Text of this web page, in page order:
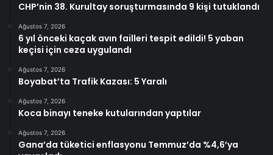
CHP’nin 38. Kurultay soruşturmasında 9 kişi tutuklandı
Ağustos 7, 2026
6 yıl önceki kaçak avın failleri tespit edildi! 5 yaban
keçisi için ceza uygulandı
Ağustos 7, 2026
Boyabat’ta Trafik Kazası: 5 Yaralı
Ağustos 7, 2026
Koca binayı teneke kutularından yaptılar
Ağustos 7, 2026
Gana’da tüketici enflasyonu Temmuz’da %4,6’ya